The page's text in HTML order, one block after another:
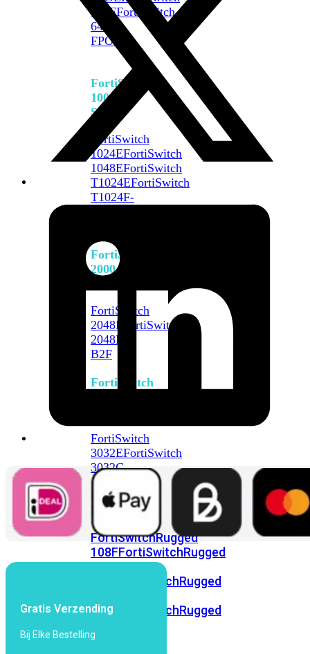
648FFortiSwitch
648F-
FPOE
FortiSwitch
1000
Series
FortiSwitch
1024EFortiSwitch
1048EFortiSwitch
T1024EFortiSwitch
T1024F-
FortiSwitch
2000
FortiSwitch
2048F
FortiSwitch
2048F-
B2F
FortiSwitch
FortiSwitch
3032EFortiSwitch
3032G
FortiSwitch
Ruggedized
FortiSwitchRugged
108FFortiSwitchRugged
112F-
FortiSwitchRugged
POE FortiSwitchRugged
POE
Gratis Verzending
Bij Elke Bestelling